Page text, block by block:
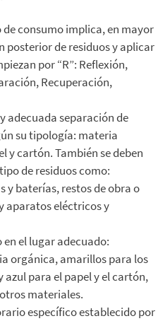
consumo implica, en mayor
posterior de residuos y aplicar
por “R”: Reflexión,
Recuperación,
adecuada separación de
su tipología: materia
y cartón. También se deben
de residuos como:
baterías, restos de obra o
aparatos eléctricos y
el lugar adecuado:
orgánica, amarillos para los
azul para el papel y el cartón,
materiales.
específico establecido por